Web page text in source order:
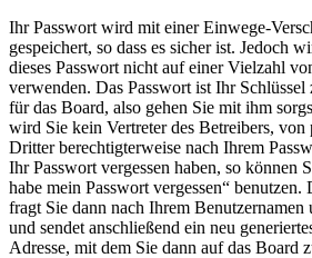
Ihr Passwort wird mit einer Einwege-
gespeichert, so dass es sicher ist. Jedoch
dieses Passwort nicht auf einer Vielzahl
verwenden. Das Passwort ist Ihr
für das Board, also gehen Sie mit ihm
wird Sie kein Vertreter des Betreibers,
Dritter berechtigterweise nach Ihrem
Ihr Passwort vergessen haben, so können
habe mein Passwort vergessen“
fragt Sie dann nach Ihrem
und sendet anschließend ein neu
Adresse, mit dem Sie dann auf das Board